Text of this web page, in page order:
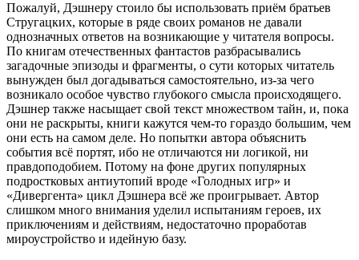
Пожалуй, Дэшнеру стоило бы использовать приём братьев
Стругацких, которые в ряде своих романов не давали
однозначных ответов на возникающие у читателя вопросы.
По книгам отечественных фантастов разбрасывались
загадочные эпизоды и фрагменты, о сути которых читатель
вынужден был догадываться самостоятельно, из-за чего
возникало особое чувство глубокого смысла происходящего.
Дэшнер также насыщает свой текст множеством тайн, и, пока
они не раскрыты, книги кажутся чем-то гораздо большим, чем
они есть на самом деле. Но попытки автора объяснить
события всё портят, ибо не отличаются ни логикой, ни
правдоподобием. Потому на фоне других популярных
подростковых антиутопий вроде «Голодных игр» и
«Дивергента» цикл Дэшнера всё же проигрывает. Автор
слишком много внимания уделил испытаниям героев, их
приключениям и действиям, недостаточно проработав
мироустройство и идейную базу.